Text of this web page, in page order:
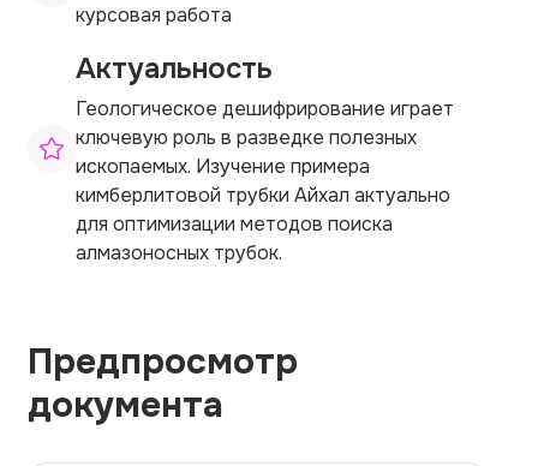
курсовая работа
Актуальность
Геологическое дешифрирование играет
ключевую роль в разведке полезных
ископаемых. Изучение примера
кимберлитовой трубки Айхал актуально
для оптимизации методов поиска
алмазоносных трубок.
Предпросмотр
документа